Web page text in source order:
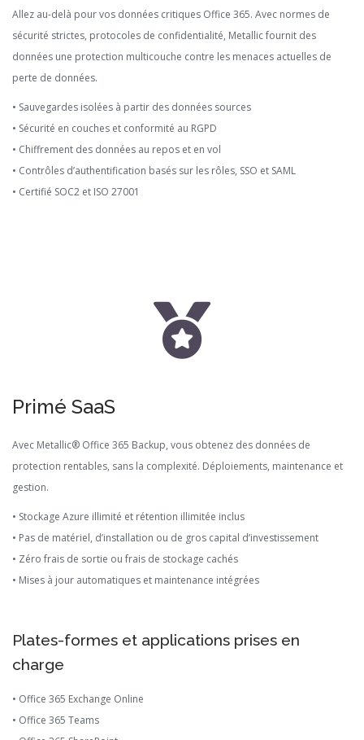
Allez au-delà pour vos données critiques Office 365. Avec normes de
sécurité strictes, protocoles de confidentialité, Metallic fournit des
données une protection multicouche contre les menaces actuelles de
perte de données.
• Sauvegardes isolées à partir des données sources
• Sécurité en couches et conformité au RGPD
• Chiffrement des données au repos et en vol
• Contrôles d’authentification basés sur les rôles, SSO et SAML
• Certifié SOC2 et ISO 27001
Primé SaaS
Avec Metallic® Office 365 Backup, vous obtenez des données de
protection rentables, sans la complexité. Déploiements, maintenance et
gestion.
• Stockage Azure illimité et rétention illimitée inclus
• Pas de matériel, d’installation ou de gros capital d’investissement
• Zéro frais de sortie ou frais de stockage cachés
• Mises à jour automatiques et maintenance intégrées
Plates-formes et applications prises en
charge
• Office 365 Exchange Online
• Office 365 Teams